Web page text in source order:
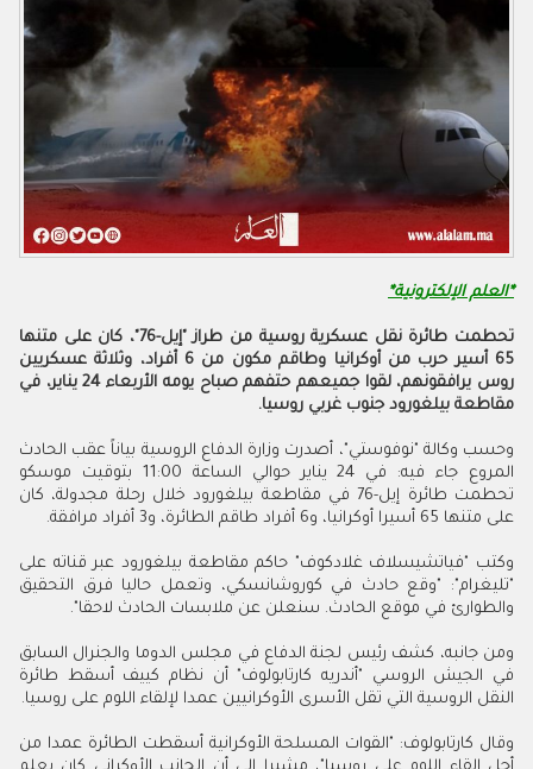
*العلم الإلكترونية*
تحطمت طائرة نقل عسكرية روسية من طراز "إيل-76"، كان على متنها
65 أسير حرب من أوكرانيا وطاقم مكون من 6 أفراد، وثلاثة عسكريين
روس يرافقونهم، لقوا جميعهم حتفهم صباح يومه الأربعاء 24 يناير، في
مقاطعة بيلغورود جنوب غربي روسيا.
وحسب وكالة "نوفوستي"، أصدرت وزارة الدفاع الروسية بياناً عقب الحادث
المروع جاء فيه: في 24 يناير حوالي الساعة 11:00 بتوقيت موسكو
تحطمت طائرة إيل-76 في مقاطعة بيلغورود خلال رحلة مجدولة، كان
على متنها 65 أسيرا أوكرانيا، و6 أفراد طاقم الطائرة، و3 أفراد مرافقة.
وكتب "فياتشيسلاف غلادكوف" حاكم مقاطعة بيلغورود عبر قناته على
"تليغرام": "وقع حادث في كوروشانسكي، وتعمل حاليا فرق التحقيق
والطوارئ في موقع الحادث. سنعلن عن ملابسات الحادث لاحقا".
ومن جانبه، كشف رئيس لجنة الدفاع في مجلس الدوما والجنرال السابق
في الجيش الروسي "أندريه كارتابولوف" أن نظام كييف أسقط طائرة
النقل الروسية التي تقل الأسرى الأوكرانيين عمدا لإلقاء اللوم على روسيا.
وقال كارتابولوف: "القوات المسلحة الأوكرانية أسقطت الطائرة عمدا من